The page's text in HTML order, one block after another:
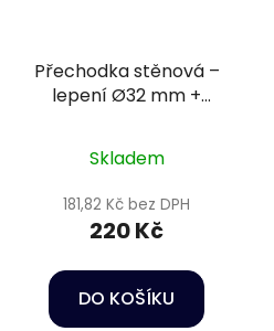
Přechodka stěnová –
lepení Ø32 mm +
Skladem
181,82 Kč bez DPH
220 Kč
DO KOŠÍKU